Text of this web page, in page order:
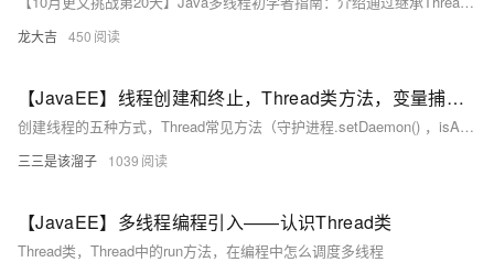
龙大吉 450
【JavaEE】线程创建和终止，Thread类方法，变量捕获（7000字长文）
创建线程的五种方式，Thread常见方法（守护进程.setDaemon() ，isAlive），start和run方法的区别，如何提前终止一个线程，标志位，isinterrupted，变量捕获
三三是该溜子 1039
【JavaEE】多线程编程引入——认识Thread类
Thread类，Thread中的run方法，在编程中怎么调度多线程